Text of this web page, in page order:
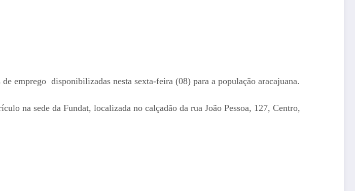
emprego disponibilizadas nesta sexta-feira (08) para a população aracajuana.
na sede da Fundat, localizada no calçadão da rua João Pessoa, 127, Centro,